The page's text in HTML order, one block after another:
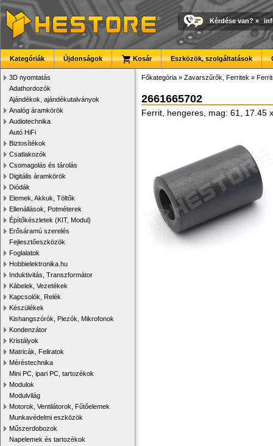
Kérdése van? »
Kategóriák Újdonságok Kosár Eszközök, szolgáltatások
3D nyomtatás
Adathordozók
Ajándékok, ajándékutalványok
Analóg áramkörök
Audiotechnika
Autó HiFi
Biztosítékok
Csatlakozók
Csomagolás és tárolás
Digitális áramkörök
Diódák
Elemek, Akkuk, Töltők
Ellenállások, Potméterek
Építőkészletek (KIT, Modul)
Erősáramú szerelés
Fejlesztőeszközök
Foglalatok
Hobbielektronika.hu
Induktivitás, Transzformátor
Kábelek, Vezetékek
Kapcsolók, Relék
Készülékek
Kishangszórók, Piezók, Mikrofonok
Kondenzátor
Kristályok
Matricák, Feliratok
Méréstechnika
Mini PC, ipari PC, tartozékok
Modulok
Modulvilág
Motorok, Ventilátorok, Fűtőelemek
Munkavédelmi eszközök
Műszerdobozok
Napelemek és tartozékok
Főkategória » Zavarszűrők, Ferritek »
2661665702
Ferrit, hengeres, mag: 61, 17.45